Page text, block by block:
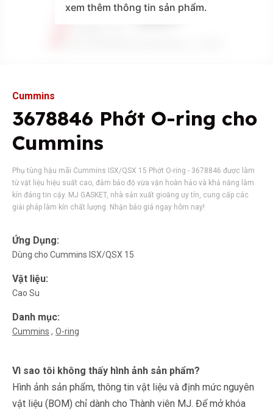
xem thêm thông tin sản phẩm.
Cummins
3678846 Phớt O-ring cho
Cummins
Phụ tùng hậu mãi Cummins ISX/QSX 15 Phớt O-ring - 3678846 được làm
từ vật liệu hiệu suất cao, đảm bảo độ vừa vặn hoàn hảo và khả năng làm
kín đáng tin cậy. MJ GASKET, nhà sản xuất gioăng uy tín, cung cấp các
giải pháp làm kín chất lượng. Nhận báo giá ngay hôm nay!
Ứng Dụng:
Dùng cho Cummins ISX/QSX 15
Vật liệu:
Cao Su
Danh mục:
Cummins O-ring
Vì sao tôi không thấy hình ảnh sản phẩm?
Hình ảnh sản phẩm, thông tin vật liệu và định mức nguyên
vật liệu (BOM) chỉ dành cho Thành viên MJ. Để mở khóa